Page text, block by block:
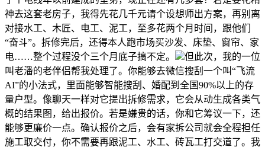
神去这套老房子，我得先花几千元请个设想师出方案，再别离
对接水工、木匠、电工、泥工，至多花两个月时间，跟他们
“奋斗”。拆修完后，还得本人跑市场买沙发、床垫、窗帘、家
电……整个过程没个三个月底子搞不定。
但此次，我的一位
叫老潘的老伴侣帮我处理了。你能够去微信搜刮一个叫“飞流
AI”的小法式，里面能够智能搜刮、婚配到全国90%以上的存
量户型。像聊天一样对它提出拆修需求，它会从动生成各类气
概的结果图，给出报价。若是嫌贵的话，你和它筹议一下，还
能够更廉价一点。确认报价之后，会有家拆公司就会全程担任
施工取交付，你不需要再跟泥工、水工、砖瓦工打交道了。我